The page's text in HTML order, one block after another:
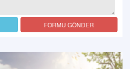
FORMU GÖNDER